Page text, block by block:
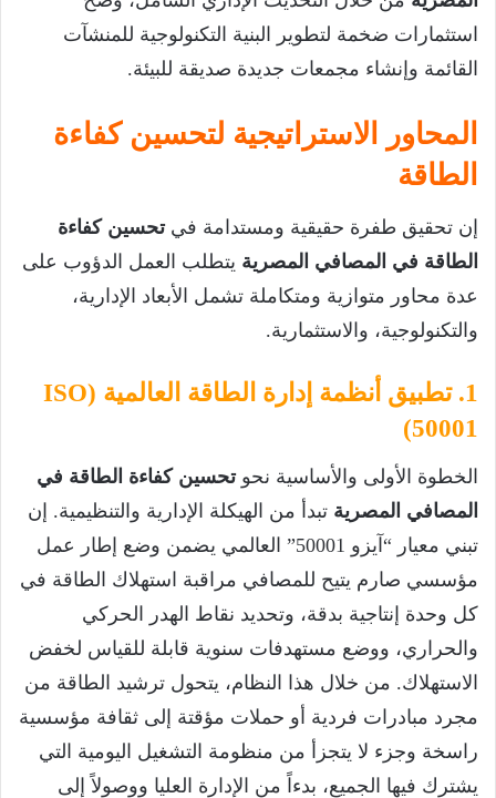
استثمارات ضخمة لتطوير البنية التكنولوجية للمنشآت
القائمة وإنشاء مجمعات جديدة صديقة للبيئة.
المحاور الاستراتيجية لتحسين كفاءة
الطاقة
إن تحقيق طفرة حقيقية ومستدامة فيتحسين كفاءة
الطاقة في المصافي المصرية يتطلب العمل الدؤوب على
عدة محاور متوازية ومتكاملة تشمل الأبعاد الإدارية،
والتكنولوجية، والاستثمارية.
1. تطبيق أنظمة إدارة الطاقة العالمية (ISO
50001)
الخطوة الأولى والأساسية نحوتحسين كفاءة الطاقة في
المصافي المصرية تبدأ من الهيكلة الإدارية والتنظيمية. إن
تبني معيار “آيزو 50001” العالمي يضمن وضع إطار عمل
مؤسسي صارم يتيح للمصافي مراقبة استهلاك الطاقة في
كل وحدة إنتاجية بدقة، وتحديد نقاط الهدر الحركي
والحراري، ووضع مستهدفات سنوية قابلة للقياس لخفض
الاستهلاك. من خلال هذا النظام، يتحول ترشيد الطاقة من
مجرد مبادرات فردية أو حملات مؤقتة إلى ثقافة مؤسسية
راسخة وجزء لا يتجزأ من منظومة التشغيل اليومية التي
يشترك فيها الجميع، بدءاً من الإدارة العليا ووصولاً إلى